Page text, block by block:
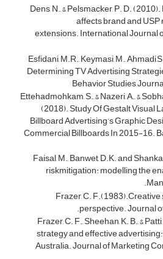
Dens, N., & Pelsmacker, P. D.
affects brand and
extensions. International Journal
Esfidani, M.R., Keymasi, M.,
Determining TV Advertising
Behavior Studies
Ettehadmohkam, S., & Nazeri, A., &
(2018). Study Of Gestalt Visual
Billboard Advertising’s Graphic
Commercial Billboards In 2015-16.
Faisal, M., Banwet, D.K. and
riskmitigation: modelling the
Frazer, C.
perspective. Journal
Frazer, C. F., Sheehan, K. B., &
strategy and effective
Australia. Journal of Marketing